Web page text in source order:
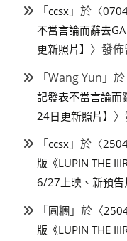
「ccsx 」於〈
不當言論而辭去
更新照片】 〉發
「Wang Yun 」
記發表不當言論而
24日更新照片】
「ccsx 」於〈
版《LUPIN THE
6/27上映、新預告
「圓糰 」於〈
版《LUPIN THE